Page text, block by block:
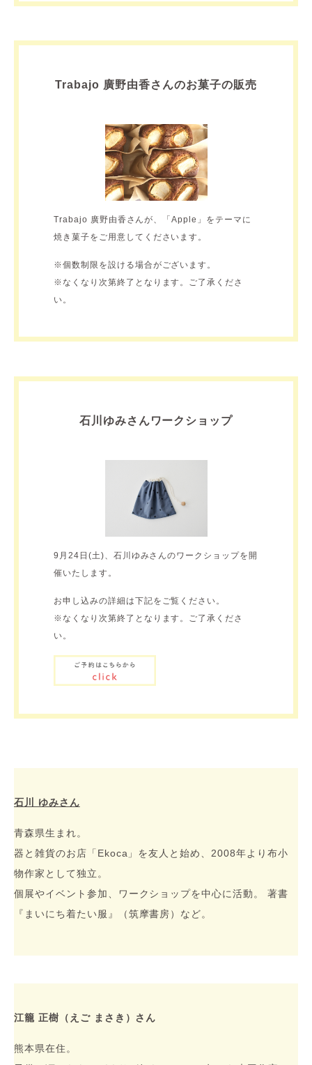
Trabajo 廣野由香さんのお菓子の販売
Trabajo 廣野由香さんが、「Apple」をテーマに
焼き菓子をご用意してくださいます。
※個数制限を設ける場合がございます。
※なくなり次第終了となります。ご了承くださ
い。
石川ゆみさんワークショップ
9月24日(土)、石川ゆみさんのワークショップを開
催いたします。
お申し込みの詳細は下記をご覧ください。
※なくなり次第終了となります。ご了承くださ
い。
石川 ゆみさん
青森県生まれ。
器と雑貨のお店「Ekoca」を友人と始め、2008年より布小
物作家として独立。
個展やイベント参加、ワークショップを中心に活動。 著書
『まいにち着たい服』（筑摩書房）など。
江籠 正樹（えご まさき）さん
熊本県在住。